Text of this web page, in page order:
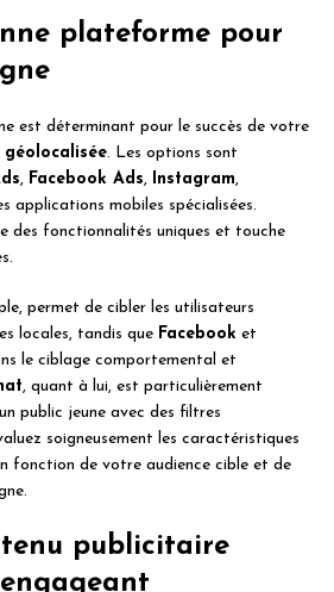
plateforme pour
est déterminant pour le succès de votre
. Les options sont
, Facebook Ads, Instagram,
applications mobiles spécialisées.
des fonctionnalités uniques et touche
permet de cibler les utilisateurs
locales, tandis que Facebook et
le ciblage comportemental et
, quant à lui, est particulièrement
public jeune avec des filtres
soigneusement les caractéristiques
fonction de votre audience cible et de
publicitaire